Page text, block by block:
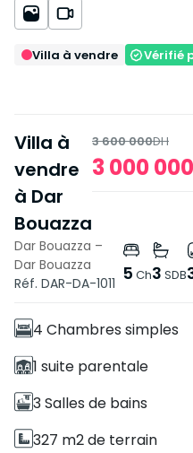
Villa à vendre Vérifié
Villa à
vendre
à Dar
Bouazza
3 600 000DH
3 000 000
Dar Bouazza –
Dar Bouazza
Réf. DAR-DA-1011 5 Ch3 SDB
Caractéristiques
Villa
4 Chambres simples
1 suite parentale
3 Salles de bains
327 m2 de terrain